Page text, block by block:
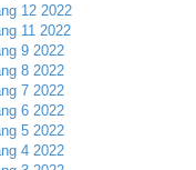
12 2022
11 2022
9 2022
8 2022
7 2022
6 2022
5 2022
4 2022